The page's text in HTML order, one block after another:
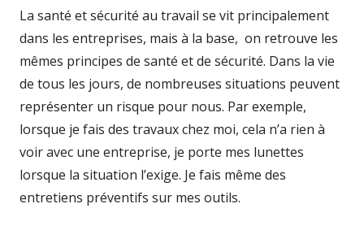
La santé et sécurité au travail se vit principalement
dans les entreprises, mais à la base, on retrouve les
mêmes principes de santé et de sécurité. Dans la vie
de tous les jours, de nombreuses situations peuvent
représenter un risque pour nous. Par exemple,
lorsque je fais des travaux chez moi, cela n’a rien à
voir avec une entreprise, je porte mes lunettes
lorsque la situation l’exige. Je fais même des
entretiens préventifs sur mes outils.